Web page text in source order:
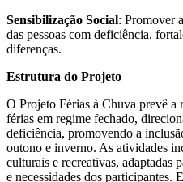
Sensibilização Social: Promover
das pessoas com deficiência,
diferenças.
Estrutura do Projeto
O Projeto Férias à Chuva prevê a
férias em regime fechado,
deficiência, promovendo a
outono e inverno. As atividades
culturais e recreativas, adaptadas
e necessidades dos participantes.